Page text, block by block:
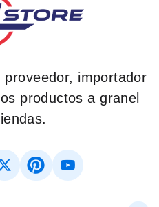
importador
productos a granel